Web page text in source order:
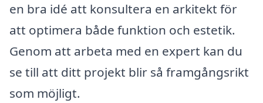
en bra idé att konsultera en arkitekt för
att optimera både funktion och estetik.
Genom att arbeta med en expert kan du
se till att ditt projekt blir så framgångsrikt
som möjligt.